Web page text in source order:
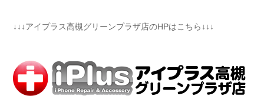
↓↓↓アイプラス高槻グリーンプラザ店のHPはこちら↓↓↓